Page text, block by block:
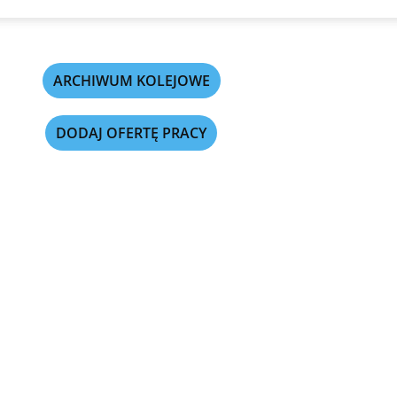
ARCHIWUM KOLEJOWE
DODAJ OFERTĘ PRACY